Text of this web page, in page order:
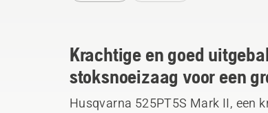
Krachtige en goed
stoksnoeizaag voor een
Husqvarna 525PT5S Mark II, een